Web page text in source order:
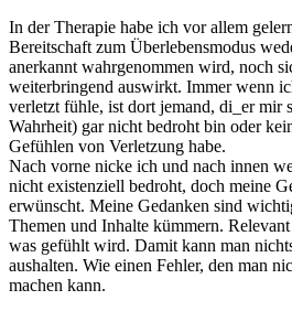
In der Therapie habe ich vor allem
Bereitschaft zum Überlebensmodus
anerkannt wahrgenommen wird, noch
weiterbringend auswirkt. Immer wenn
verletzt fühle, ist dort jemand, di_er mir
Wahrheit) gar nicht bedroht bin oder
Gefühlen von Verletzung habe.
Nach vorne nicke ich und nach innen
nicht existenziell bedroht, doch meine
erwünscht. Meine Gedanken sind
Themen und Inhalte kümmern.
was gefühlt wird. Damit kann man
aushalten. Wie einen Fehler, den man
machen kann.